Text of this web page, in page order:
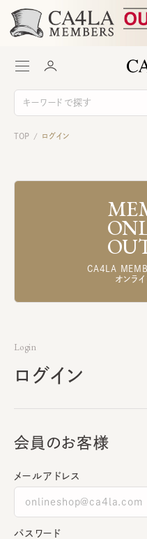
TOP / ログイン
CA4LA
オンライ
Login
ログイン
会員のお客様
メールアドレス
パスワード